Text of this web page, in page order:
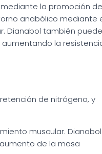
la promoción
anabólico mediante
Dianabol también puede
la
de nitrógeno, y
muscular. Dianabol
de la masa